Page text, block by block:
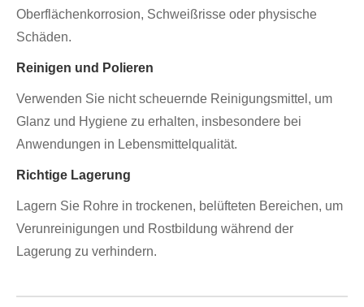
Oberflächenkorrosion, Schweißrisse oder physische
Schäden.
Reinigen und Polieren
Verwenden Sie nicht scheuernde Reinigungsmittel, um
Glanz und Hygiene zu erhalten, insbesondere bei
Anwendungen in Lebensmittelqualität.
Richtige Lagerung
Lagern Sie Rohre in trockenen, belüfteten Bereichen, um
Verunreinigungen und Rostbildung während der
Lagerung zu verhindern.